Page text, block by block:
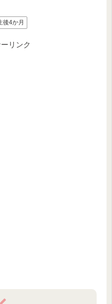
後4か月
リンク